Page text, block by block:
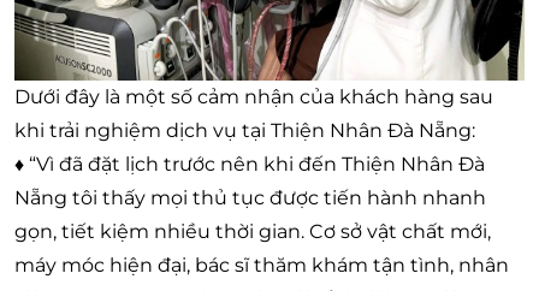
Dưới đây là một số cảm nhận của khách hàng sau
khi trải nghiệm dịch vụ tại Thiện Nhân Đà Nẵng:
♦ “Vì đã đặt lịch trước nên khi đến Thiện Nhân Đà
Nẵng tôi thấy mọi thủ tục được tiến hành nhanh
gọn, tiết kiệm nhiều thời gian. Cơ sở vật chất mới,
máy móc hiện đại, bác sĩ thăm khám tận tình, nhân